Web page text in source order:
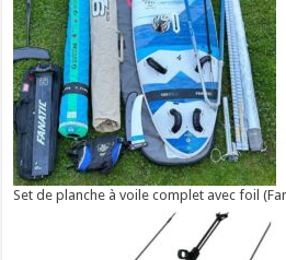
Set de planche à voile complet avec foil